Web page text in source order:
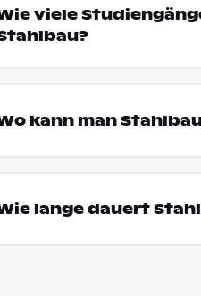
viele
kann man
lange dauert